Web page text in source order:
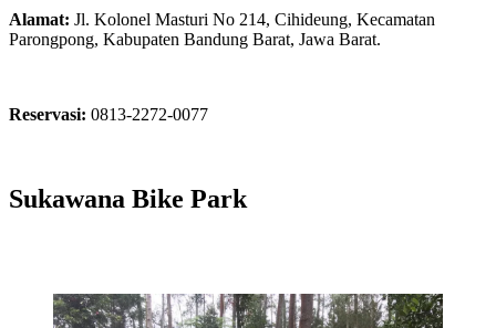
Alamat: Jl. Kolonel Masturi No 214, Cihideung, Kecamatan
Parongpong, Kabupaten Bandung Barat, Jawa Barat.
Reservasi: 0813-2272-0077
Sukawana Bike Park